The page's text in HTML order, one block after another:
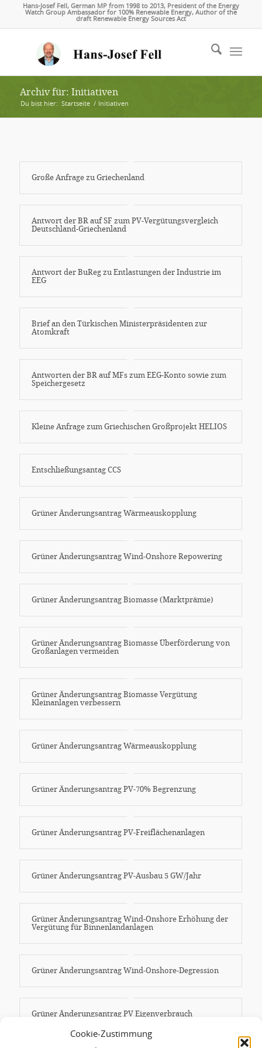
Cookie-Zustimmung
Hans-Josef Fell, German MP from 1998 to 2013, President of the Energy
Watch Group Ambassador for 100% Renewable Energy, Author of the
draft Renewable Energy Sources Act
Archiv für: Initiativen
Du bist hier: Startseite / Initiativen
Große Anfrage zu Griechenland
Antwort der BR auf SF zum PV-Vergütungsvergleich
Deutschland-Griechenland
Antwort der BuReg zu Entlastungen der Industrie im
EEG
Brief an den Türkischen Ministerpräsidenten zur
Atomkraft
Antworten der BR auf MFs zum EEG-Konto sowie zum
Speichergesetz
Kleine Anfrage zum Griechischen Großprojekt HELIOS
Entschließungsantag CCS
Grüner Änderungsantrag Wärmeauskopplung
Grüner Änderungsantrag Wind-Onshore Repowering
Grüner Änderungsantrag Biomasse (Marktprämie)
Grüner Änderungsantrag Biomasse Überförderung von
Großanlagen vermeiden
Grüner Änderungsantrag Biomasse Vergütung
Kleinanlagen verbessern
Grüner Änderungsantrag Wärmeauskopplung
Grüner Änderungsantrag PV-70% Begrenzung
Grüner Änderungsantrag PV-Freiflächenanlagen
Grüner Änderungsantrag PV-Ausbau 5 GW/Jahr
Grüner Änderungsantrag Wind-Onshore Erhöhung der
Vergütung für Binnenlandanlagen
Grüner Änderungsantrag Wind-Onshore-Degression
Grüner Änderungsantrag PV Eigenverbrauch